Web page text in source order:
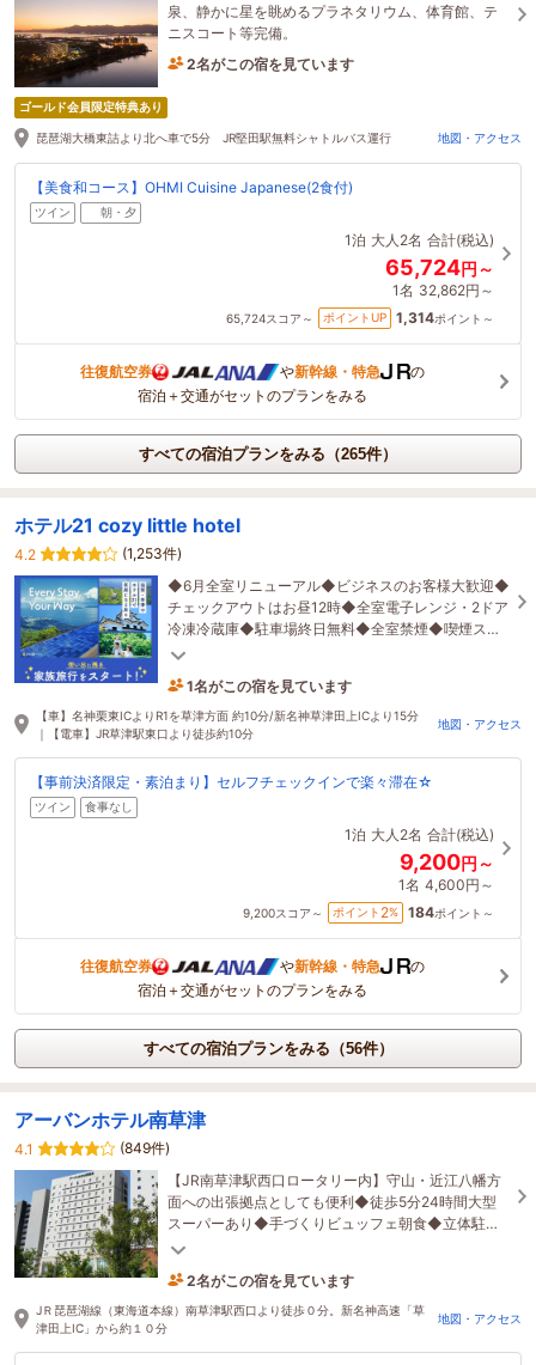
泉、静かに星を眺めるプラネタリウム、体育館、テ
ニスコート等完備。
2名がこの宿を見ています
ゴールド会員限定特典あり
琵琶湖大橋東詰より北へ車で5分 JR堅田駅無料シャトルバス運行 地図・アクセス
【美食和コース】OHMI Cuisine Japanese(2食付)
ツイン 朝・夕
1泊 大人2名 合計(税込)
65,724円～
1名 32,862円～
65,724スコア～ ポイントUP 1,314ポイント～
往復航空券 や新幹線・特急
の
宿泊＋交通がセットのプランをみる
すべての宿泊プランをみる（265件）
ホテル21 cozy little hotel
4.2
(1,253件)
◆6月全室リニューアル◆ビジネスのお客様大歓迎◆
チェックアウトはお昼12時◆全室電子レンジ・2ドア
冷凍冷蔵庫◆駐車場終日無料◆全室禁煙◆喫煙スペ
ースあり◆無料の美容貸出アメニティ多数
1名がこの宿を見ています
4時間前に予約されました
【車】名神栗東ICよりR1を草津方面 約10分/新名神草津田上ICより15分
｜【電車】JR草津駅東口より徒歩約10分
地図・アクセス
【事前決済限定・素泊まり】セルフチェックインで楽々滞在☆
ツイン 食事なし
1泊 大人2名 合計(税込)
9,200円～
1名 4,600円～
9,200スコア～ ポイント 2% 184ポイント～
往復航空券 や新幹線・特急
の
宿泊＋交通がセットのプランをみる
すべての宿泊プランをみる（56件）
アーバンホテル南草津
4.1
(849件)
【JR南草津駅西口ロータリー内】守山・近江八幡方
面への出張拠点としても便利◆徒歩5分24時間大型
スーパーあり◆手づくりビュッフェ朝食◆立体駐車
場（先着順）◆駅前でありながら静かな環境で快適
2名がこの宿を見ています
2時間前に予約されました
JＲ琵琶湖線（東海道本線）南草津駅西口より徒歩０分。新名神高速「草
津田上IC」から約１０分
地図・アクセス